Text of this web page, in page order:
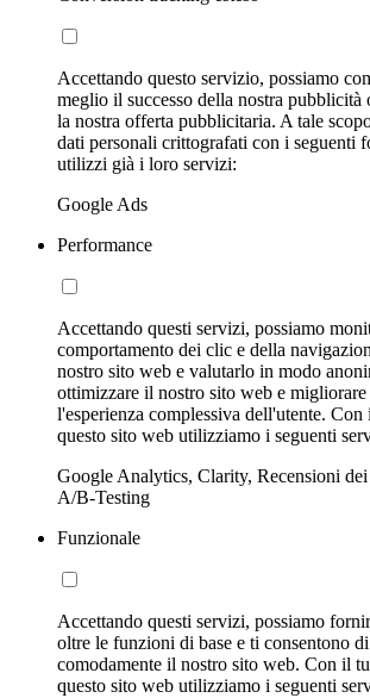
Accettando questo servizio, possiamo
meglio il successo della nostra pubblicità
la nostra offerta pubblicitaria. A tale
dati personali crittografati con i seguenti
utilizzi già i loro servizi:
Google Ads
Performance
Accettando questi servizi, possiamo
comportamento dei clic e della
nostro sito web e valutarlo in modo
ottimizzare il nostro sito web e
l'esperienza complessiva dell'utente. Con
questo sito web utilizziamo i seguenti
Google Analytics, Clarity, Recensioni
A/B-Testing
Funzionale
Accettando questi servizi, possiamo
oltre le funzioni di base e ti consentono
comodamente il nostro sito web. Con il
questo sito web utilizziamo i seguenti